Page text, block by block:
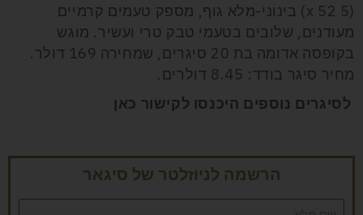
(5 x 52) בינוני-מלא גוף, מספק טעמים קרמיים
מעודנים, שלובים בטעמי טבק טרי ועשיר. מוגש
בקופסה אדומה בת 20 סיגרים, שמחירה 169 דולר.
מחיר סיגר בודד: 8.45 דולרים.
לסיגרים נוספים היכנסו לקישור כאן
הרשמה לניוזלטר של סיגאר